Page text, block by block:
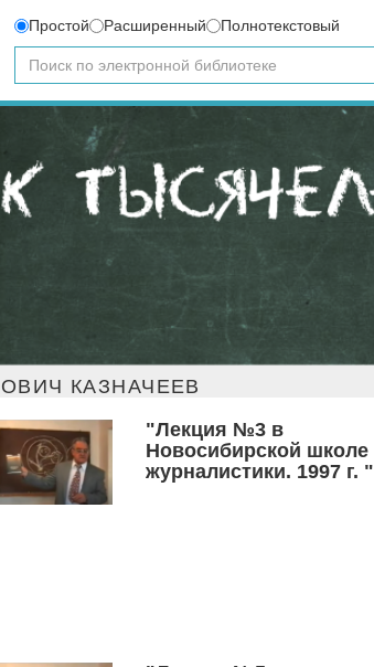
Простой Расширенный
Полнотекстовый
КАЗНАЧЕЕВ
"Лекция №3 в
Новосибирской школе
журналистики. 1997 г. "